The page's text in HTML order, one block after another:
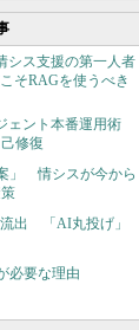
シス支援の第一人者
そRAGを使うべき
ェント本番運用術
修復
」 情シスが今から
出 「AI丸投げ」
必要な理由